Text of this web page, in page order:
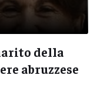
della
abruzzese